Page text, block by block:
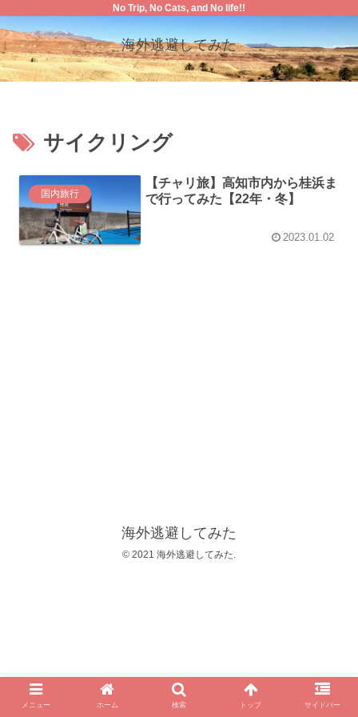
No Trip, No Cats, and No life!!
海外逃避してみた
サイクリング
国内旅行
【チャリ旅】高知市内から桂浜ま
で行ってみた【22年・冬】
2023.01.02
海外逃避してみた
© 2021 海外逃避してみた.
メニュー ホーム 検索 トップ サイドバー